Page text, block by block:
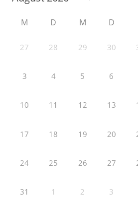
M D M D
27 28 29 30
3 4 5 6
10 11 12 13
17 18 19 20
24 25 26 27
31 1 2 3